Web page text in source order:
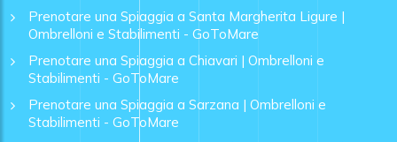
Prenotare una Spiaggia a Santa Margherita Ligure |
Ombrelloni e Stabilimenti - GoToMare
Prenotare una Spiaggia a Chiavari | Ombrelloni e
Stabilimenti - GoToMare
Prenotare una Spiaggia a Sarzana | Ombrelloni e
Stabilimenti - GoToMare